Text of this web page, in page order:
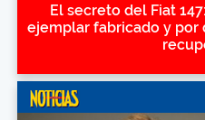
El secreto del Fiat
ejemplar fabricado y por